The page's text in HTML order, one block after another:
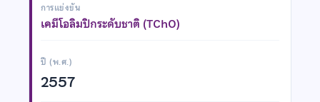
การแข่งขัน
เคมีโอลิมปิกระดับชาติ (TChO)
ปี (พ.ศ.)
2557